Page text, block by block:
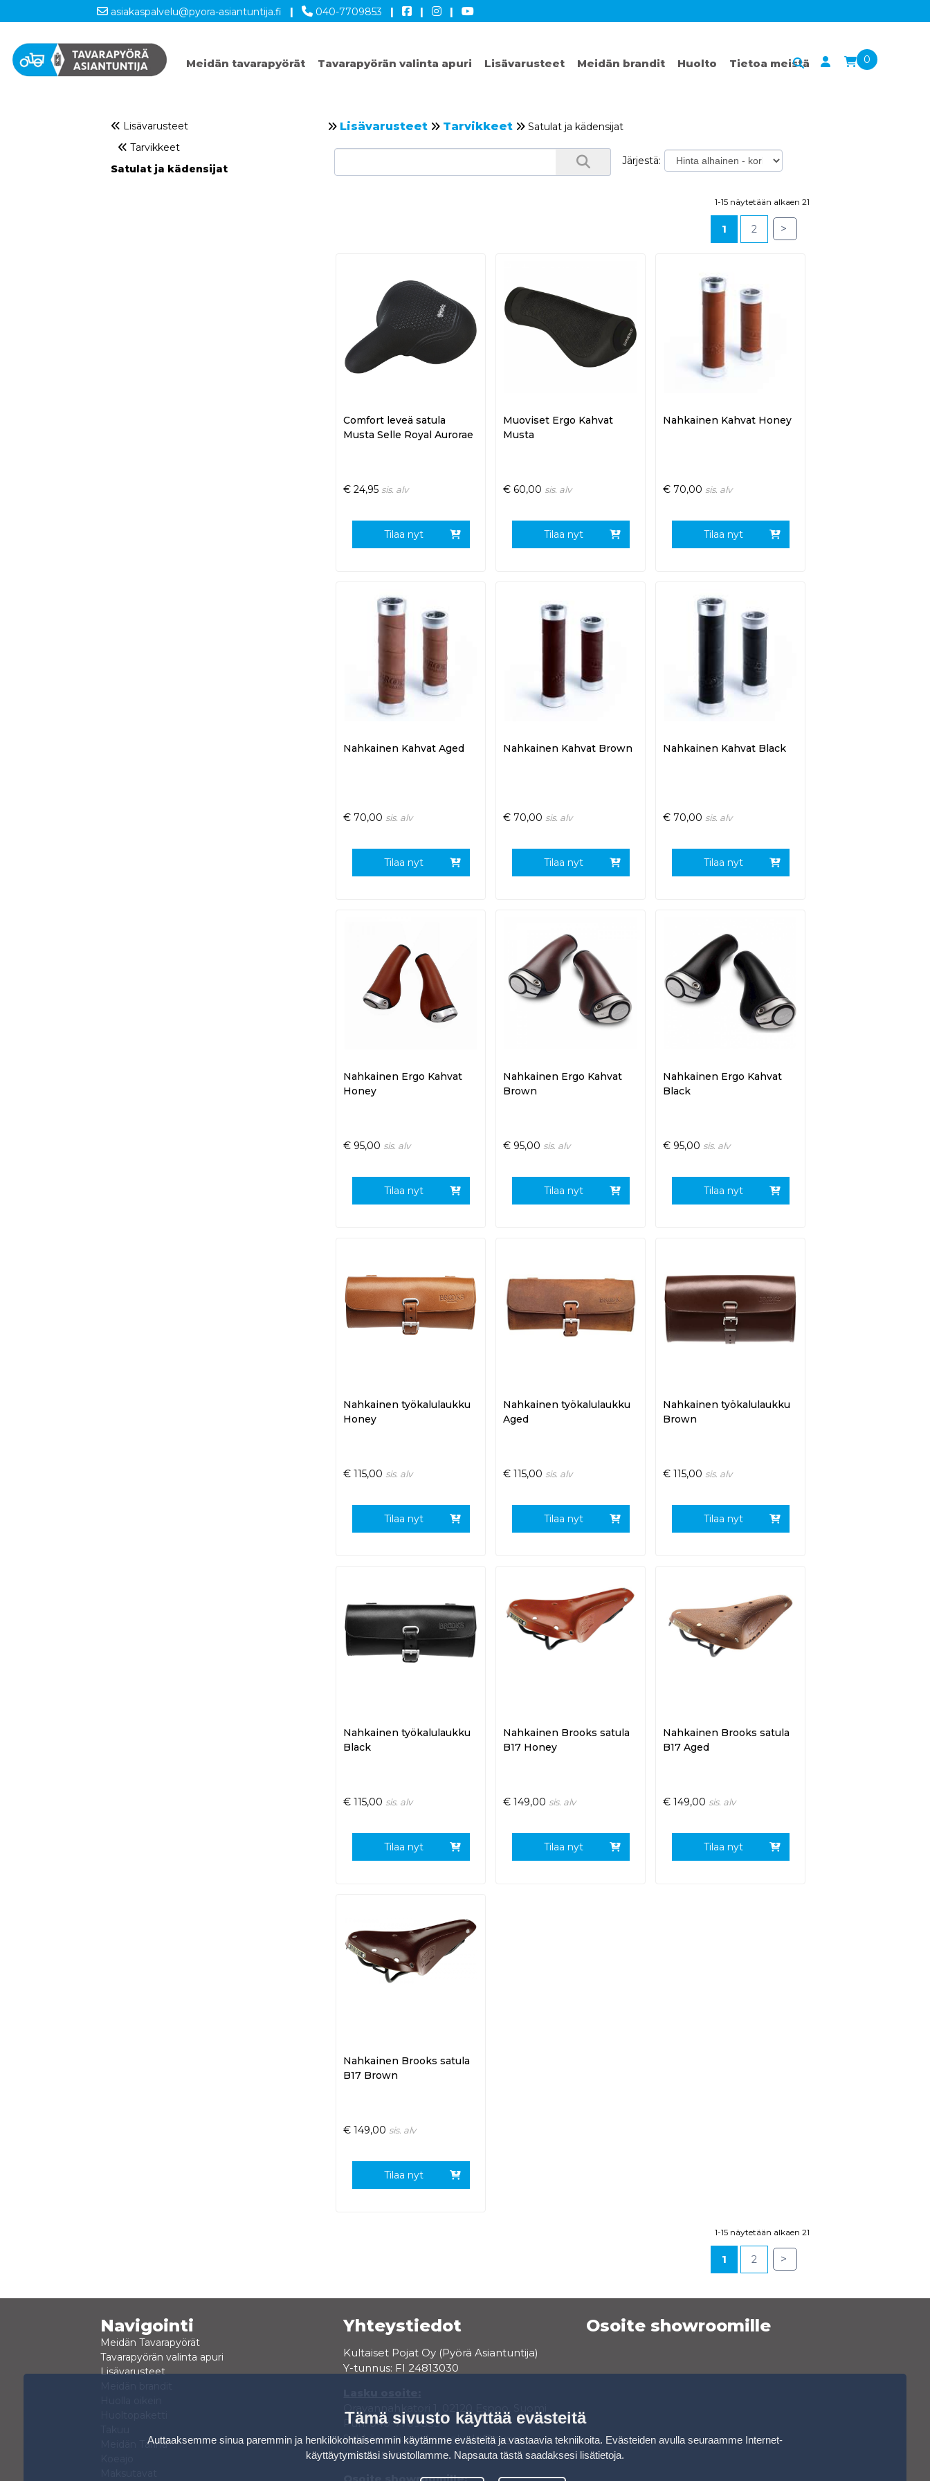
asiakaspalvelu@pyora-asiantuntija.fi | 040-7709853 | | |
Meidän tavarapyörät Tavarapyörän valinta apuri Lisävarusteet Meidän brandit Huolto Tietoa meistä 0
Lisävarusteet Tarvikkeet Satulat ja kädensijat
Järjestä:
1-15 näytetään alkaen 21
1 2 >
Comfort leveä satula
Musta Selle Royal Aurorae
€ 24,95 sis. alv
Tilaa nyt
Muoviset Ergo Kahvat
Musta
€ 60,00 sis. alv
Tilaa nyt
Nahkainen Kahvat Honey
€ 70,00 sis. alv
Tilaa nyt
Nahkainen Kahvat Aged
€ 70,00 sis. alv
Tilaa nyt
Nahkainen Kahvat Brown
€ 70,00 sis. alv
Tilaa nyt
Nahkainen Kahvat Black
€ 70,00 sis. alv
Tilaa nyt
Nahkainen Ergo Kahvat
Honey
€ 95,00 sis. alv
Tilaa nyt
Nahkainen Ergo Kahvat
Brown
€ 95,00 sis. alv
Tilaa nyt
Nahkainen Ergo Kahvat
Black
€ 95,00 sis. alv
Tilaa nyt
Nahkainen työkalulaukku
Honey
€ 115,00 sis. alv
Tilaa nyt
Nahkainen työkalulaukku
Aged
€ 115,00 sis. alv
Tilaa nyt
Nahkainen työkalulaukku
Brown
€ 115,00 sis. alv
Tilaa nyt
Nahkainen työkalulaukku
Black
€ 115,00 sis. alv
Tilaa nyt
Nahkainen Brooks satula
B17 Honey
€ 149,00 sis. alv
Tilaa nyt
Nahkainen Brooks satula
B17 Aged
€ 149,00 sis. alv
Tilaa nyt
Nahkainen Brooks satula
B17 Brown
€ 149,00 sis. alv
Tilaa nyt
1-15 näytetään alkaen 21
1 2 >
Lisävarusteet
Tarvikkeet
Satulat ja kädensijat
Navigointi
Meidän Tavarapyörät
Tavarapyörän valinta apuri
Lisävarusteet
Meidän Tarina
Yhteystiedot
Kultaiset Pojat Oy (Pyörä Asiantuntija)
Y-tunnus: FI 24813030
Puh. 040-7709853
Sähköposti:asiakaspalvelu@pyora-
asiantuntija.fi
Osoite showroomille
Tämä sivusto käyttää evästeitä
Auttaaksemme sinua paremmin ja henkilökohtaisemmin käytämme evästeitä ja vastaavia tekniikoita. Evästeiden avulla seuraamme Internet-
käyttäytymistäsi sivustollamme. Napsauta tästä saadaksesi lisätietoja.